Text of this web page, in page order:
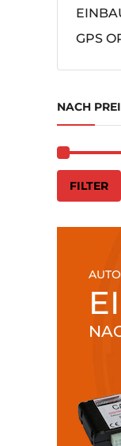
GPS
NACH
Min.
Preis
Max.
Preis
FILTER